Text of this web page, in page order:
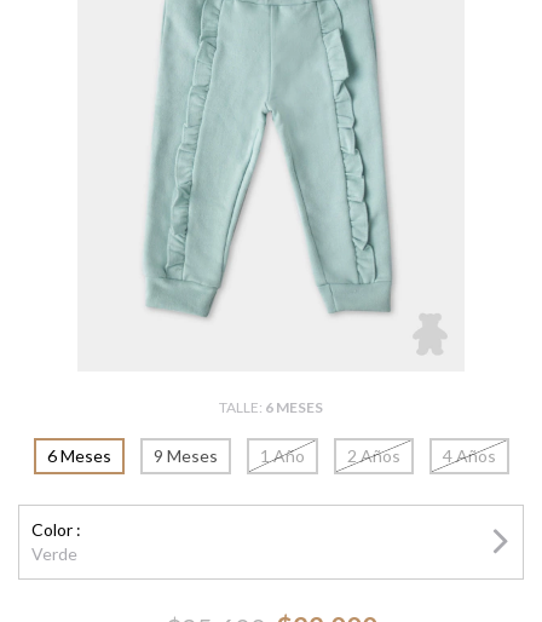
TALLE: 6 MESES
6 Meses 9 Meses 1 Año 2 Años 4 Años
Color :
Verde